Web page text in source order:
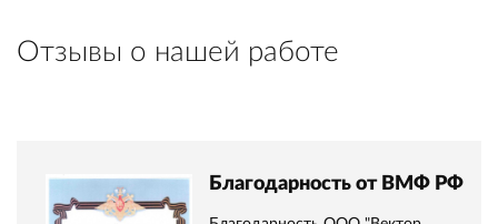
Отзывы о нашей работе
Благодарность от ВМФ РФ